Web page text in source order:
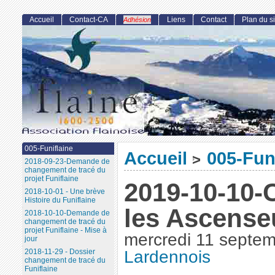
Accueil > 005-
2019-10-
les
mercredi 11
Lardennois
Accueil Contact-CA Adhésion Liens Contact Plan du
005-Funiflaine
2018-09-23-Demande de
changement de tracé du
projet Funiflaine
2018-10-01 - Une brève
Histoire du Funiflaine
2018-10-10-Demande de
changement de tracé du
projet Funiflaine - Mise à
jour
2018-11-29 - Dossier
changement de tracé du
Funiflaine